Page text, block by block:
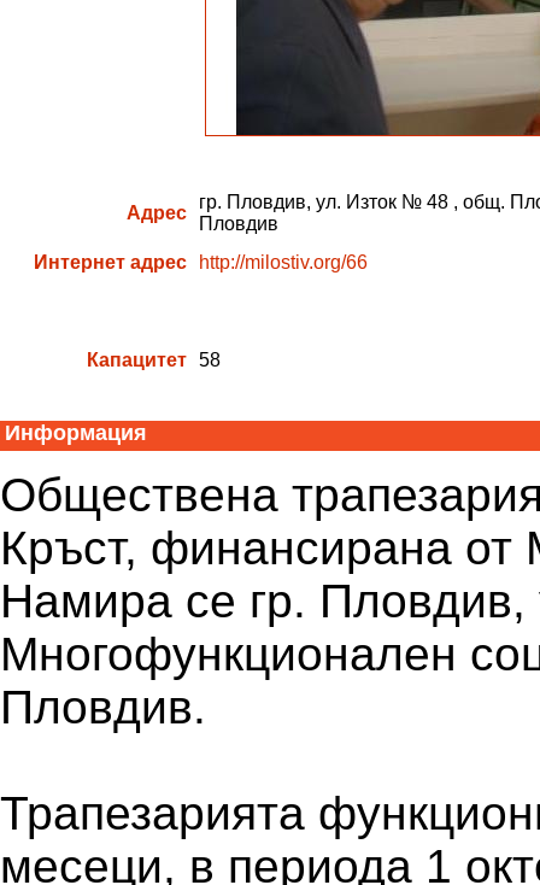
Адрес
гр. Пловдив, ул. Изток № 48 , общ.
Пловдив
Интернет адрес
http://milostiv.org/66
Капацитет 58
Информация
Обществена
Кръст, финансирана от
Намира се гр.
Многофункционален
Пловдив.
Трапезарията
месеци, в периода 1